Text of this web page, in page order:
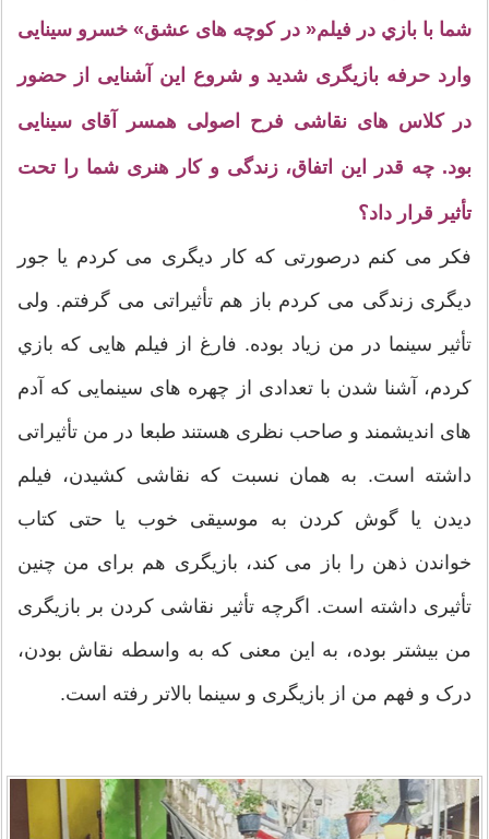
شما با بازي در فیلم« در کوچه های عشق» خسرو سینایی
وارد حرفه بازیگری شدید و شروع این آشنایی از حضور
در کلاس های نقاشی فرح اصولی همسر آقای سینایی
بود. چه قدر این اتفاق، زندگی و کار هنری شما را تحت
تأثیر قرار داد؟
فکر می کنم درصورتی که کار دیگری می کردم یا جور
دیگری زندگی می کردم باز هم تأثیراتی می گرفتم. ولی
تأثیر سینما در من زیاد بوده. فارغ از فیلم هایی که بازي
کردم، آشنا شدن با تعدادی از چهره های سینمایی که آدم
های اندیشمند و صاحب نظری هستند طبعا در من تأثیراتی
داشته است. به همان نسبت که نقاشی کشیدن، فیلم
دیدن یا گوش کردن به موسیقی خوب یا حتی کتاب
خواندن ذهن را باز می کند، بازیگری هم برای من چنين
تأثیری داشته است. اگرچه تأثیر نقاشی کردن بر بازیگری
من بیشتر بوده، به این معنی که به واسطه نقاش بودن،
درک و فهم من از بازیگری و سینما بالاتر رفته است.